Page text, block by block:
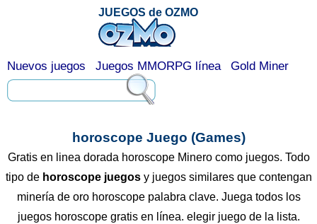
horoscope Juego (Games)
Gratis en linea dorada horoscope Minero como juegos. Todo
tipo de horoscope juegosy juegos similares que contengan
minería de oro horoscope palabra clave. Juega todos los
juegos horoscope gratis en línea. elegir juego de la lista.
JUEGOS de OZMO
Nuevos juegos Juegos MMORPG línea Gold Miner